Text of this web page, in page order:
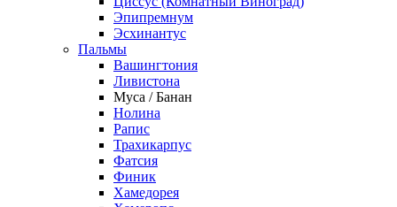
Эпипремнум
Эсхинантус
Пальмы
Вашингтония
Ливистона
Муса / Банан
Нолина
Рапис
Трахикарпус
Фатсия
Финик
Хамедорея